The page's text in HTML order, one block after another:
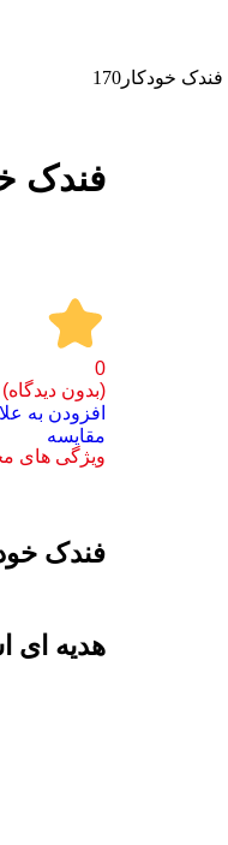
فندک خودکار170
فندک
0
(بدون دیدگاه)
افزودن به
مقايسه
ویژگی های
فندک
هدیه ای